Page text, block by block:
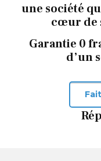
une société
cœur de
Garantie 0
d’un